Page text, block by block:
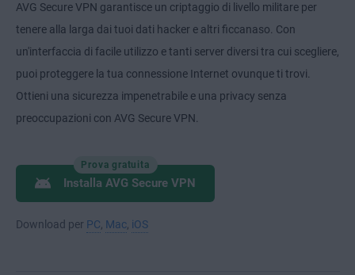
AVG Secure VPN garantisce un criptaggio di livello militare per
tenere alla larga dai tuoi dati hacker e altri ficcanaso. Con
un'interfaccia di facile utilizzo e tanti server diversi tra cui scegliere,
puoi proteggere la tua connessione Internet ovunque ti trovi.
Ottieni una sicurezza impenetrabile e una privacy senza
preoccupazioni con AVG Secure VPN.
Prova gratuita
Installa AVG Secure VPN
Download per PC Mac iOS